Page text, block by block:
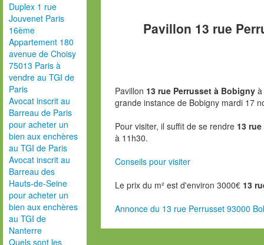
Duplex 1 rue
Jouvenet Paris
16ème
Appartement 180
avenue de Choisy
75013 Paris à
vendre au TGI de
Paris
Avocat inscrit au
Barreau de Paris
pour acheter un
bien aux enchères
au TGI de Paris
Avocat inscrit au
Barreau des
Hauts-de-Seine
pour acheter un
bien aux enchères
au TGI de
Nanterre
Quels sont les
Pavillon 13 rue
Pavillon 13 rue Perrusset à Bobignyà
grande instance de Bobigny mardi 17
Pour visiter, il suffit de se rendre 13
à 11h30.
Conseils pour visiter
Le prix du m² est d'environ 3000€ 13
Annonce du 13 rue Perrusset 93000